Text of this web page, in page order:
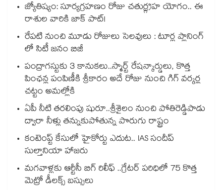
జ్యోతిష్యం: సూర్యగ్రహణం రోజు చతుర్గ్రహ యోగం.. ఈ
రాశుల వారికి జాక్ పాట్!
రేపటి నుంచి మూడు రోజులు సెలవులు : టూర్ల ప్లానింగ్
లో సిటీ జనం బిజీ
పంద్రాగస్టుకు 3 కానుకలు..స్మార్ట్ రేషన్కార్డులు, కొత్త
పింఛన్ల పంపిణీకి శ్రీకారం అదే రోజు నుంచి గిగ్ వర్కర్ల
చట్టం అమల్లోకి
ఏపీ నీటి తరలింపు షురూ..శ్రీశైలం నుంచి పోతిరెడ్డిపాడు
ద్వారా నీళ్లు తన్నుకుపోతున్న పొరుగు రాష్ట్రం
కంటెంప్ట్ కేసులో హైకోర్టు ఎదుట.. IAS సందీప్
సుల్తానియా హాజరు
మగవాళ్లకు ఆర్టీసీ బిగ్ రిలీఫ్ ..గ్రేటర్ పరిధిలో 75 కొత్త
మెట్రో డీలక్స్ బస్సులు